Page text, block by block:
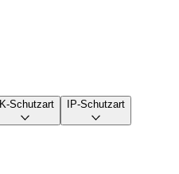
IK-Schutzart IP-Schutzart